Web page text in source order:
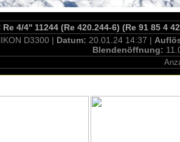
Re 4/4'' 11244 (Re 420.244-6) (Re 91 85 4
D3300 | Datum: 20.01.24 14:37 |
Blendenöffnung: